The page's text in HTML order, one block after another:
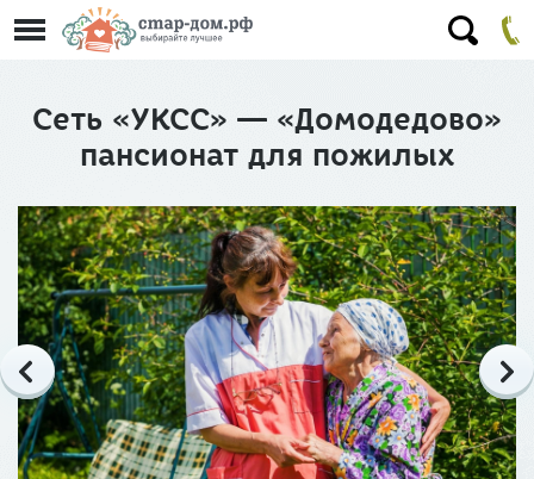
Сеть «УКСС» — «Домодедово»
пансионат для пожилых